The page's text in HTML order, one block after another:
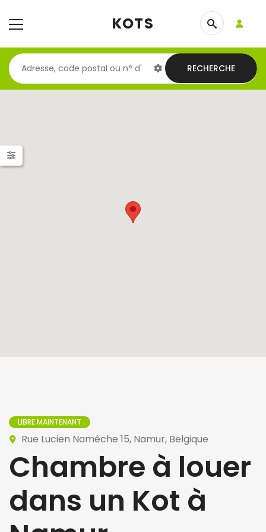
KOTS
RECHERCHE
LIBRE MAINTENANT
Rue Lucien Namêche 15, Namur, Belgique
Chambre à louer
dans un Kot à